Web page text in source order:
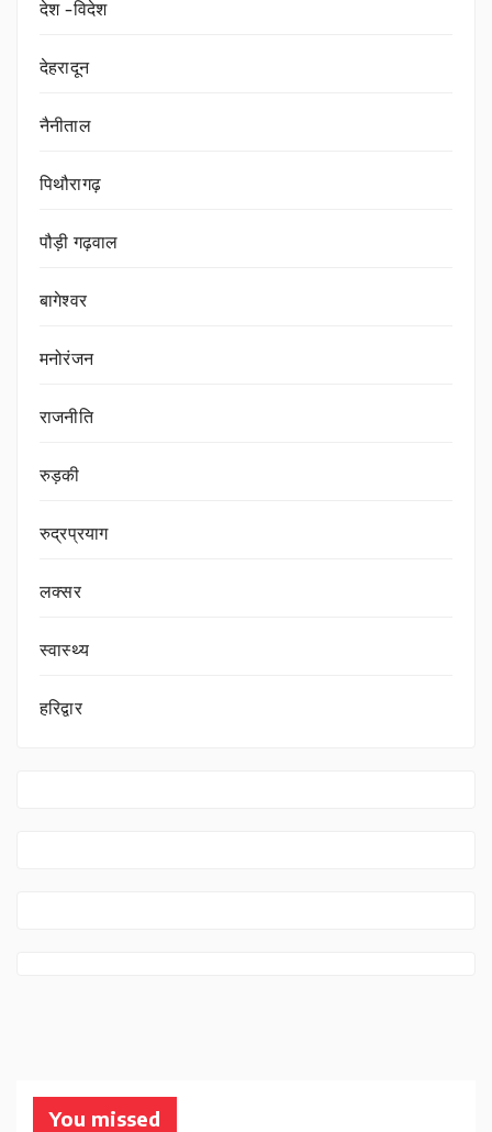
देश -विदेश
देहरादून
नैनीताल
पिथौरागढ़
पौड़ी गढ़वाल
बागेश्वर
मनोरंजन
राजनीति
रुड़की
रुद्रप्रयाग
लक्सर
स्वास्थ्य
हरिद्वार
You missed